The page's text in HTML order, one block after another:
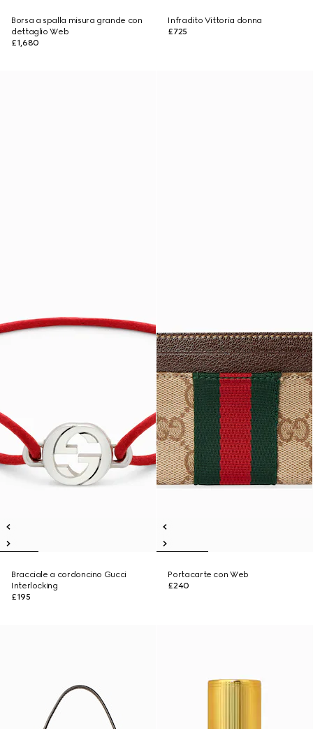
Borsa a spalla misura grande con
dettaglio Web
£1,680
Infradito Vittoria donna
£725
Bracciale a cordoncino Gucci
Interlocking
£195
Portacarte con Web
£240